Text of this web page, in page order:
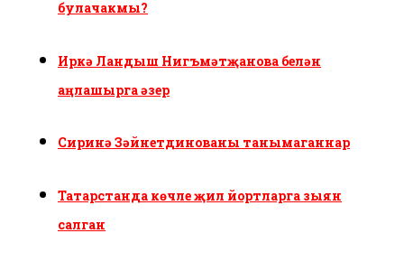
булачакмы?
Иркә Ландыш Нигъмәтҗанова белән
аңлашырга әзер
Сиринә Зәйнетдинованы танымаганнар
Татарстанда көчле җил йортларга зыян
салган